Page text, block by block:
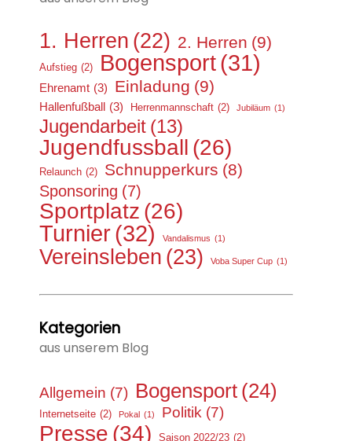
1. Herren (22) 2. Herren (9)
Aufstieg (2) Bogensport(31)
Ehrenamt (3) Einladung (9)
Hallenfußball (3) Herrenmannschaft (2) Jubiläum (1)
Jugendarbeit (13)
Jugendfussball (26)
Relaunch (2) Schnupperkurs (8)
Sponsoring (7)
Sportplatz (26)
Turnier(32) Vandalismus (1)
Vereinsleben (23) Voba Super Cup (1)
Kategorien
aus unserem Blog
Allgemein (7) Bogensport (24)
Internetseite (2) Pokal (1) Politik (7)
Presse (34) Saison 2022/23 (2)